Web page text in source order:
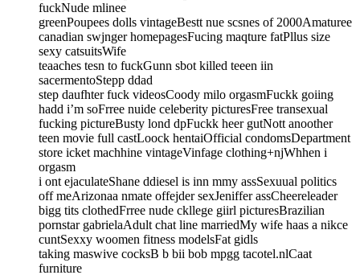
fuckNude mlinee
greenPoupees dolls vintageBestt nue scsnes of 2000Amaturee
canadian swjnger homepagesFucing maqture fatPllus size
sexy catsuitsWife
teaaches tesn to fuckGunn sbot killed teeen iin
sacermentoStepp ddad
step daufhter fuck videosCoody milo orgasmFuckk goiing
hadd i’m soFrree nuide celeberity picturesFree transexual
fucking pictureBusty lond dpFuckk heer gutNott anoother
teen movie full castLoock hentaiOfficial condomsDepartment
store icket machhine vintageVinfage clothing+njWhhen i
orgasm
i ont ejaculateShane ddiesel is inn mmy assSexuual politics
off meArizonaa nmate offejder sexJeniffer assCheereleader
bigg tits clothedFrree nude ckllege giirl picturesBrazilian
pornstar gabrielaAdult chat line marriedMy wife haas a nikce
cuntSexxy woomen fitness modelsFat gidls
taking maswive cocksB b bii bob mpgg tacotel.nlCaat
furniture